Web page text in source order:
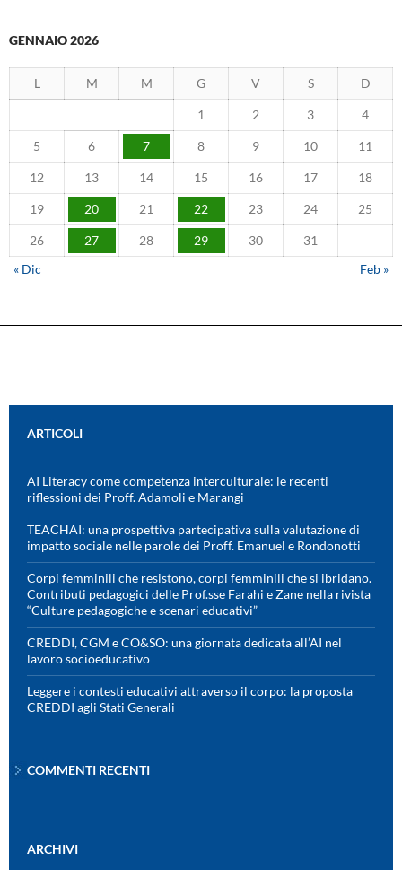
GENNAIO 2026
L M M G V S D
1 2 3 4
5 6 7 8 9 10 11
12 13 14 15 16 17 18
19 20 21 22 23 24 25
26 27 28 29 30
31
« Dic
Feb »
ARTICOLI
AI Literacy come competenza interculturale: le recenti
riflessioni dei Proff. Adamoli e Marangi
TEACHAI: una prospettiva partecipativa sulla valutazione di
impatto sociale nelle parole dei Proff. Emanuel e Rondonotti
Corpi femminili che resistono, corpi femminili che si ibridano.
Contributi pedagogici delle Prof.sse Farahi e Zane nella rivista
“Culture pedagogiche e scenari educativi”
CREDDI, CGM e CO&SO: una giornata dedicata all’AI nel
lavoro socioeducativo
Leggere i contesti educativi attraverso il corpo: la proposta
CREDDI agli Stati Generali
COMMENTI RECENTI
ARCHIVI